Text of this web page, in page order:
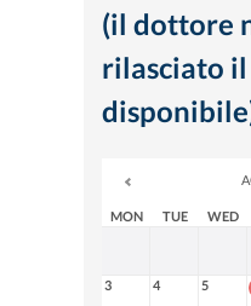
(il dottore
rilasciato
MON TUE WED
3 4 5